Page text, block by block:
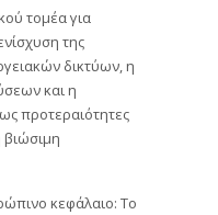
τομέα για
της
δικτύων, η
και η
προτεραιότητες
κεφάλαιο: Το